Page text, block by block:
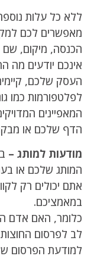
ללא כל עלות
מאפשרים לכם
הכנסה, מיקום, שם
אינכם יודעים מה
העסק שלכם,
לפלטפורמות כמו
המאפיינים
הדף שלכם או
מודעות למותג –
המותג שלכם או
אתם יכולים רק
במאמציכם.
כלומר, האם אדם
לב לפרסום
למודעת הפרסום